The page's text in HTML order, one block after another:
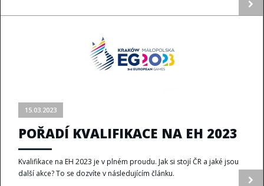
15.03.2023
POŘADÍ KVALIFIKACE NA EH 2023
Kvalifikace na EH 2023 je v plném proudu. Jak si stojí ČR a jaké jsou
další akce? To se dozvíte v následujícím článku.